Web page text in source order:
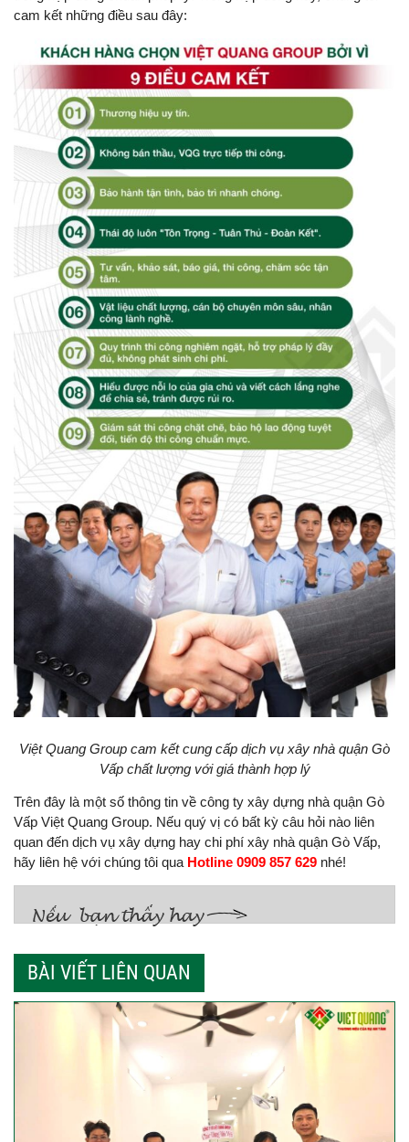
cam kết những điều sau đây:
Việt Quang Group cam kết cung cấp dịch vụ xây nhà quận Gò
Vấp chất lượng với giá thành hợp lý
Trên đây là một số thông tin về công ty xây dựng nhà quận Gò
Vấp Việt Quang Group. Nếu quý vị có bất kỳ câu hỏi nào liên
quan đến dịch vụ xây dựng hay chi phí xây nhà quận Gò Vấp,
hãy liên hệ với chúng tôi qua Hotline 0909 857 629 nhé!
BÀI VIẾT LIÊN QUAN